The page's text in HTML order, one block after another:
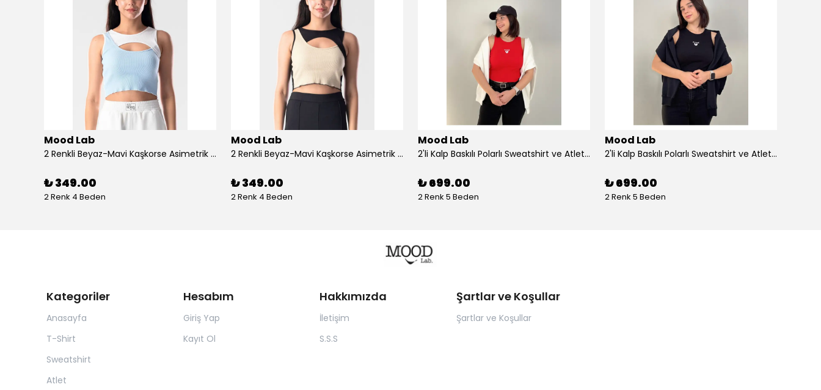
Mood Lab
2 Renkli Beyaz-Mavi Kaşkorse Asimetrik Crop Atlet Bluz Top - beyaz-mavi
₺ 349.00
2 Renk 4 Beden
Mood Lab
2 Renkli Beyaz-Mavi Kaşkorse Asimetrik Crop Atlet Bluz Top - siyah-bej
₺ 349.00
2 Renk 4 Beden
Mood Lab
2'li Kalp Baskılı Polarlı Sweatshirt ve Atlet Takımı – Sevgililer Günü Özel - beyaz
₺ 699.00
2 Renk 5 Beden
Mood Lab
2'li Kalp Baskılı Polarlı Sweatshirt ve Atlet Takımı – Sevgililer Günü Özel - si̇yah
₺ 699.00
2 Renk 5 Beden
Kategoriler
Anasayfa
T-Shirt
Sweatshirt
Atlet
Hesabım
Giriş Yap
Kayıt Ol
Hakkımızda
İletişim
S.S.S
Şartlar ve Koşullar
Şartlar ve Koşullar